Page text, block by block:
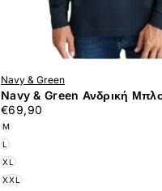
Navy & Green
Navy & Green Ανδρική
Μακρυμάνικη 24GE.500.8
€69,90
Τιμή
€69,90
M
L
XL
XXL